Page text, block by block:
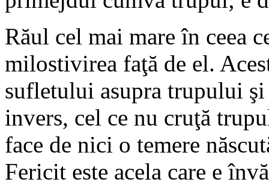
Răul cel mai mare în ceea
milostivirea faţă de el.
sufletului asupra trupului
invers, cel ce nu cruţă
face de nici o temere
Fericit este acela care e